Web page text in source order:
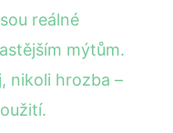
reálné
mýtům.
nikoli hrozba –